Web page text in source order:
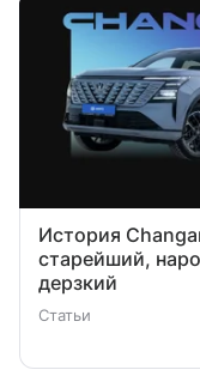
История
старейший,
дерзкий
Статьи